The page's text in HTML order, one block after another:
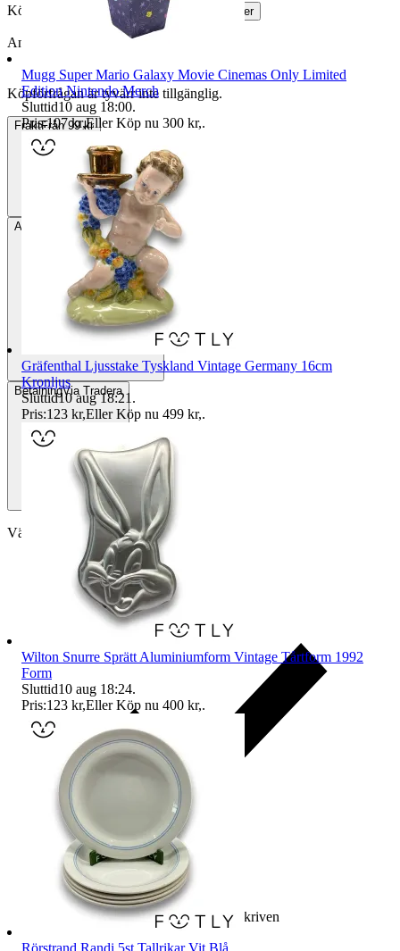
Köparskydd är valfritt hos företag.
Läs mer
Annonsen är avslutad
Köpförfrågan är tyvärr inte tillgänglig.
FraktFrån 99 kr
Avhämtning Taberg, Sverige
BetalningVia Tradera
Välj till köparskydd
Ersättning om varan inte är som beskriven
Mugg Super Mario Galaxy Movie Cinemas Only Limited
Edition Nintendo Merch
Sluttid10 aug 18:00.
Pris:107 kr,Eller Köp nu 300 kr,.
Gräfenthal Ljusstake Tyskland Vintage Germany 16cm
Kronljus
Sluttid10 aug 18:21 .
Pris:123 kr,Eller Köp nu 499 kr,.
Wilton Snurre Sprätt Aluminiumform Vintage Tårtform 1992
Form
Sluttid10 aug 18:24.
Pris:123 kr,Eller Köp nu 400 kr,.
Rörstrand Randi 5st Tallrikar Vit Blå